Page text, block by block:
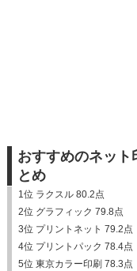
おすすめのネット
とめ
1位 ラクスル 80.2点
2位 グラフィック 79.8点
3位 プリントネット 79.2点
4位 プリントパック 78.4点
5位 東京カラー印刷 78.3点